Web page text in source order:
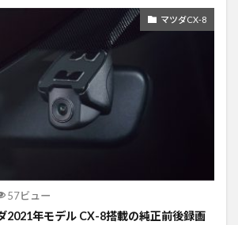
マツダCX-8
57ビュー
2021年モデル CX-8搭載の純正前後録画